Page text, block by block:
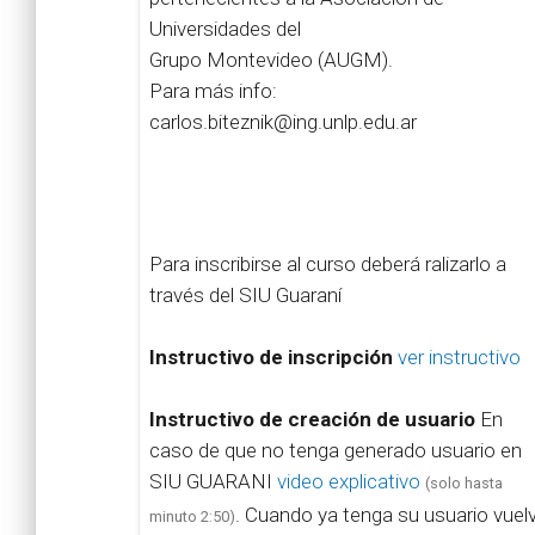
Universidades del
Grupo Montevideo (AUGM).
Para más info:
carlos.biteznik@ing.unlp.edu.ar
Para inscribirse al curso deberá ralizarlo a
través del SIU Guaraní
Instructivo de inscripción ver instructivo
Instructivo de creación de usuario En
caso de que no tenga generado usuario en
SIU GUARANI video explicativo (solo hasta
minuto 2:50). Cuando ya tenga su usuario